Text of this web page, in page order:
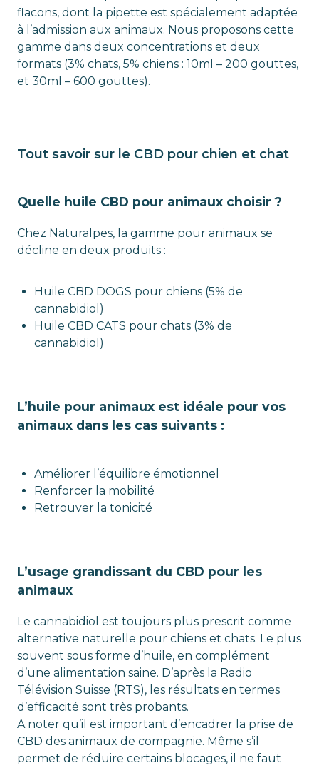
flacons, dont la pipette est spécialement adaptée
à l’admission aux animaux. Nous proposons cette
gamme dans deux concentrations et deux
formats (3% chats, 5% chiens : 10ml – 200 gouttes,
et 30ml – 600 gouttes).
Tout savoir sur le CBD pour chien et chat
Quelle huile CBD pour animaux choisir ?
Chez Naturalpes, la gamme pour animaux se
décline en deux produits :
Huile CBD DOGS pour chiens (5% de
cannabidiol)
Huile CBD CATS pour chats (3% de
cannabidiol)
L’huile pour animaux est idéale pour vos
animaux dans les cas suivants :
Améliorer l’équilibre émotionnel
Renforcer la mobilité
Retrouver la tonicité
L’usage grandissant du CBD pour les
animaux
Le cannabidiol est toujours plus prescrit comme
alternative naturelle pour chiens et chats. Le plus
souvent sous forme d’huile, en complément
d’une alimentation saine. D’après la Radio
Télévision Suisse (RTS), les résultats en termes
d’efficacité sont très probants.
A noter qu’il est important d’encadrer la prise de
CBD des animaux de compagnie. Même s’il
permet de réduire certains blocages, il ne faut